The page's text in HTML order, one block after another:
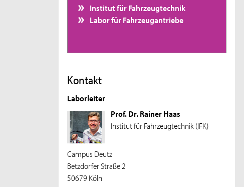
Institut für Fahrzeugtechnik
Labor für Fahrzeugantriebe
Kontakt
Laborleiter
Prof. Dr. Rainer Haas
Institut für Fahrzeugtechnik (IFK)
Campus Deutz
Betzdorfer Straße 2
50679 Köln